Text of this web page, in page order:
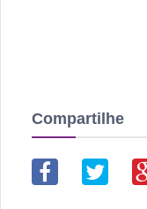
Compartilhe